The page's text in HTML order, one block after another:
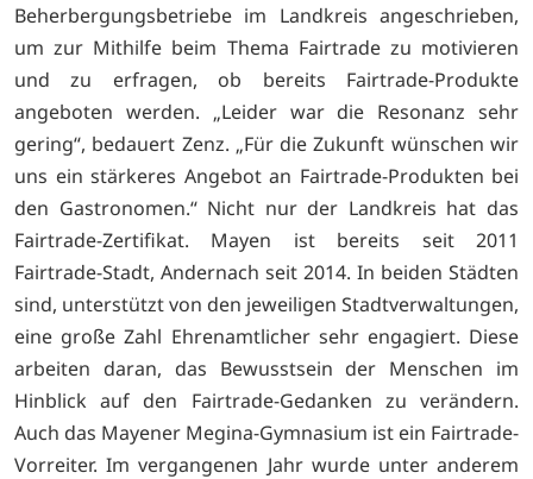
Beherbergungsbetriebe im Landkreis angeschrieben,
um zur Mithilfe beim Thema Fairtrade zu motivieren
und zu erfragen, ob bereits Fairtrade-Produkte
angeboten werden. „Leider war die Resonanz sehr
gering“, bedauert Zenz. „Für die Zukunft wünschen wir
uns ein stärkeres Angebot an Fairtrade-Produkten bei
den Gastronomen.“ Nicht nur der Landkreis hat das
Fairtrade-Zertifikat. Mayen ist bereits seit 2011
Fairtrade-Stadt, Andernach seit 2014. In beiden Städten
sind, unterstützt von den jeweiligen Stadtverwaltungen,
eine große Zahl Ehrenamtlicher sehr engagiert. Diese
arbeiten daran, das Bewusstsein der Menschen im
Hinblick auf den Fairtrade-Gedanken zu verändern.
Auch das Mayener Megina-Gymnasium ist ein Fairtrade-
Vorreiter. Im vergangenen Jahr wurde unter anderem